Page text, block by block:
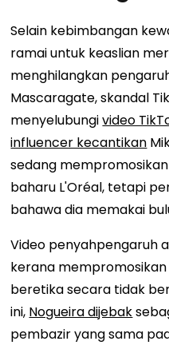
Selain kebimbangan
ramai untuk keaslian
menghilangkan
Mascaragate, skandal
menyelubungivideo
influencer kecantikan
sedang
baharu L'Oréal, tetapi
bahawa dia memakai
Video penyahpengaruh
kerana
beretika secara tidak
ini, Nogueira dijebak
pembazir yang sama